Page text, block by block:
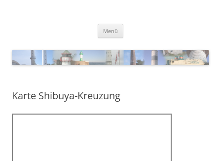
Menü
Karte Shibuya-Kreuzung